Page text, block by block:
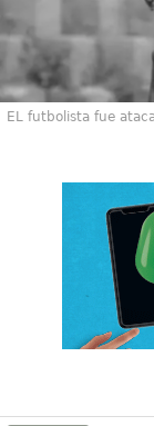
EL futbolista fue